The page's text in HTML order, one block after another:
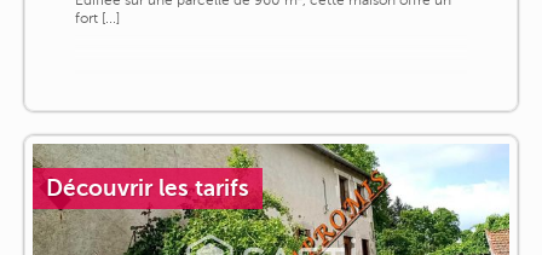
fort [...]
Découvrir les tarifs